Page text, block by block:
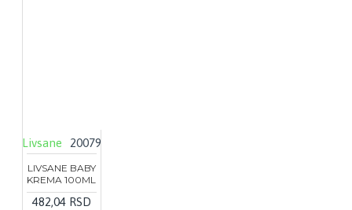
Livsane 20079
LIVSANE BABY
KREMA 100ML
482,04 RSD